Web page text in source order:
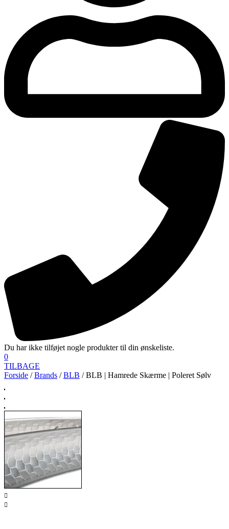
Du har ikke tilføjet nogle produkter til din ønskeliste.
0
TILBAGE
Forside /Brands /BLB / BLB | Hamrede Skærme | Poleret Sølv